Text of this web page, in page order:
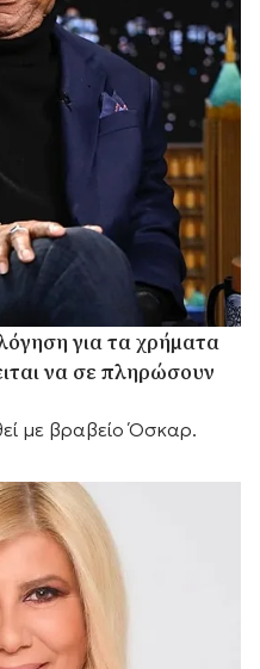
για τα χρήματα
να σε πληρώσουν
με βραβείο Όσκαρ.